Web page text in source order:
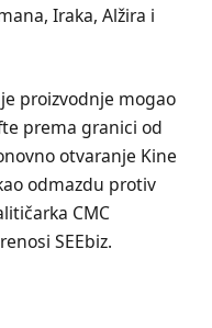
Iraka, Alžira i
proizvodnje mogao
prema granici od
otvaranje Kine
odmazdu protiv
CMC
SEEbiz.